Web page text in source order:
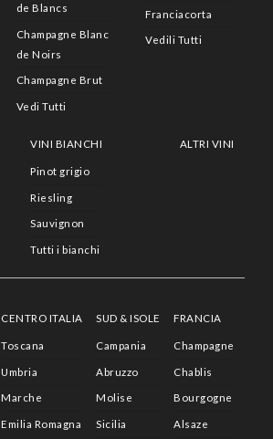
de Blancs
Champagne Blanc
de Noirs
Champagne Brut
Vedi Tutti
Franciacorta
Vedili Tutti
VINI BIANCHI
Pinot grigio
Riesling
Sauvignon
Tutti i bianchi
ALTRI VINI
CENTRO ITALIA
Toscana
Umbria
Marche
Emilia Romagna
SUD & ISOLE
Campania
Abruzzo
Molise
Sicilia
FRANCIA
Champagne
Chablis
Bourgogne
Alsaze